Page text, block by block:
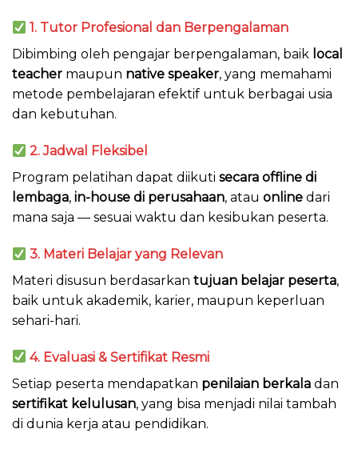
1. Tutor Profesional dan Berpengalaman
Dibimbing oleh pengajar berpengalaman, baik local
teacher maupun native speaker, yang memahami
metode pembelajaran efektif untuk berbagai usia
dan kebutuhan.
2. Jadwal Fleksibel
Program pelatihan dapat diikuti secara offline di
lembaga, in-house di perusahaan, atau online dari
mana saja — sesuai waktu dan kesibukan peserta.
3. Materi Belajar yang Relevan
Materi disusun berdasarkan tujuan belajar peserta,
baik untuk akademik, karier, maupun keperluan
sehari-hari.
4. Evaluasi & Sertifikat Resmi
Setiap peserta mendapatkan penilaian berkala dan
sertifikat kelulusan, yang bisa menjadi nilai tambah
di dunia kerja atau pendidikan.